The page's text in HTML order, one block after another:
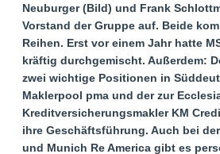
Neuburger (Bild) und Frank
Vorstand der Gruppe auf. Beide
Reihen. Erst vor einem Jahr hatte
kräftig durchgemischt. Außerdem:
zwei wichtige Positionen in
Maklerpool pma und der zur
Kreditversicherungsmakler KM
ihre Geschäftsführung. Auch bei
und Munich Re America gibt es